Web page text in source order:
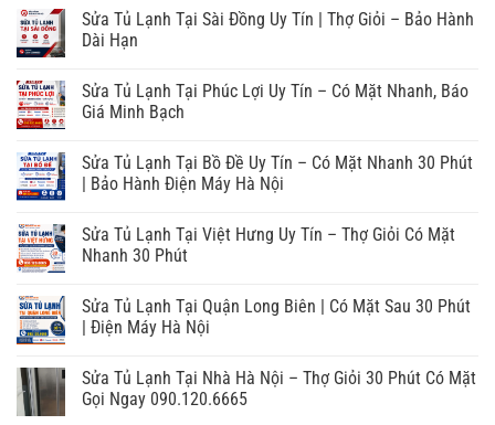
Sửa Tủ Lạnh Tại Sài Đồng Uy Tín | Thợ Giỏi – Bảo Hành
Dài Hạn
Sửa Tủ Lạnh Tại Phúc Lợi Uy Tín – Có Mặt Nhanh, Báo
Giá Minh Bạch
Sửa Tủ Lạnh Tại Bồ Đề Uy Tín – Có Mặt Nhanh 30 Phút
| Bảo Hành Điện Máy Hà Nội
Sửa Tủ Lạnh Tại Việt Hưng Uy Tín – Thợ Giỏi Có Mặt
Nhanh 30 Phút
Sửa Tủ Lạnh Tại Quận Long Biên | Có Mặt Sau 30 Phút
| Điện Máy Hà Nội
Sửa Tủ Lạnh Tại Nhà Hà Nội – Thợ Giỏi 30 Phút Có Mặt
Gọi Ngay 090.120.6665